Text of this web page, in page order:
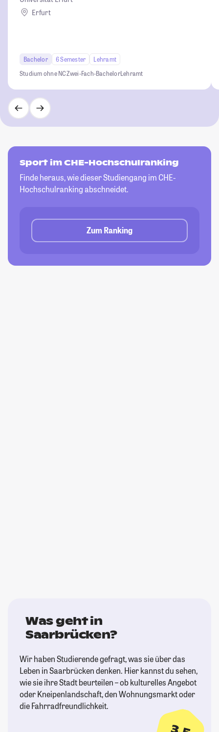
Erfurt
Bachelor 6 Semester
Lehramt
Studium ohne NCZwei-Fach-BachelorLehramt
Sport im CHE-Hochschulranking
Finde heraus, wie dieser Studiengang im CHE-
Hochschulranking abschneidet.
Zum Ranking
Was geht in
Saarbrücken?
Wir haben Studierende gefragt, was sie über das
Leben in Saarbrücken denken. Hier kannst du sehen,
wie sie ihre Stadt beurteilen – ob kulturelles Angebot
oder Kneipenlandschaft, den Wohnungsmarkt oder
die Fahrradfreundlichkeit.